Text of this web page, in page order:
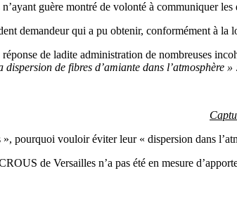
guère montré de volonté à communiquer
demandeur qui a pu obtenir, conformément à la
de ladite administration de nombreuses
dispersion de fibres d’amiante dans l’atmosphère »
pourquoi vouloir éviter leur « dispersion dans
de Versailles n’a pas été en mesure